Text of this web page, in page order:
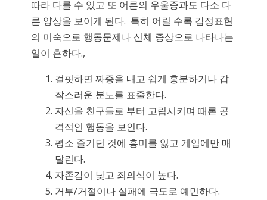
따라 다를 수 있고 또 어른의 우울증과도 다소 다
른 양상을 보이게 된다. 특히 어릴 수록 감정표현
의 미숙으로 행동문제나 신체 증상으로 나타나는
일이 흔하다.,
걸핏하면 짜증을 내고 쉽게 흥분하거나 갑
작스러운 분노를 표줄한다.
자신을 친구들로 부터 고립시키며 때론 공
격적인 행동을 보인다.
평소 즐기던 것에 흥미를 잃고 게임에만 매
달린다.
자존감이 낮고 죄의식이 높다.
거부/거절이나 실패에 극도로 예민하다.